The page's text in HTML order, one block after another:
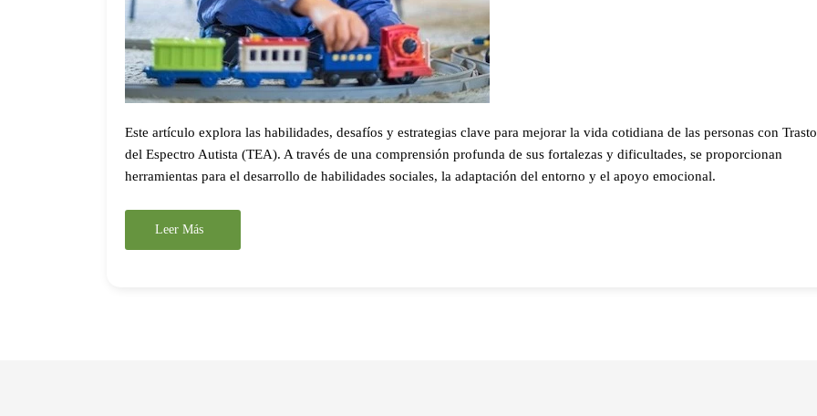
Este artículo explora las habilidades, desafíos y estrategias clave para mejorar la vida cotidiana de las personas con
del Espectro Autista (TEA). A través de una comprensión profunda de sus fortalezas y dificultades, se proporcionan
herramientas para el desarrollo de habilidades sociales, la adaptación del entorno y el apoyo emocional.
Leer Más